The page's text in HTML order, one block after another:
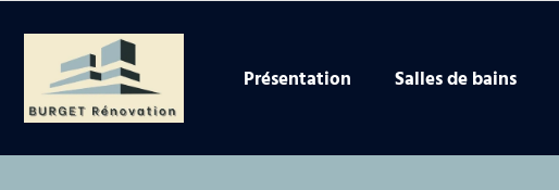
Présentation Salles de bains